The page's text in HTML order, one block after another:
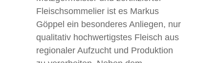
Fleischsommelier ist es Markus
Göppel ein besonderes Anliegen, nur
qualitativ hochwertigstes Fleisch aus
regionaler Aufzucht und Produktion